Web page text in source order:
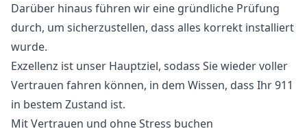
Darüber hinaus führen wir eine gründliche Prüfung
durch, um sicherzustellen, dass alles korrekt installiert
wurde.
Exzellenz ist unser Hauptziel, sodass Sie wieder voller
Vertrauen fahren können, in dem Wissen, dass Ihr 911
in bestem Zustand ist.
Mit Vertrauen und ohne Stress buchen